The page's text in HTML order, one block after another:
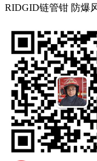
RIDGID链管钳 防爆